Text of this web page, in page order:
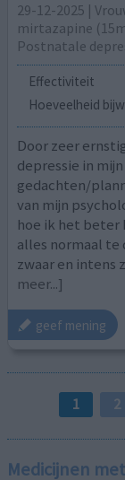
29-12-2025 |
mirtazapine
Postnatale
Effectiviteit
Hoeveelheid
Door zeer
depressie in
gedachten/
van mijn
hoe ik het beter
alles normaal te
zwaar en intens
meer...]
geef mening
1 2
Medicijnen